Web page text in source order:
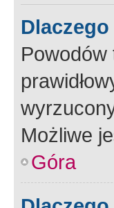
Możliwe
Góra